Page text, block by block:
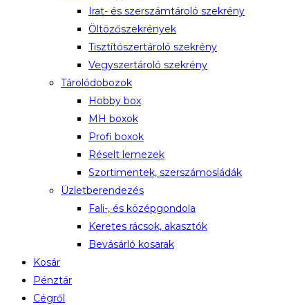
Irat- és szerszámtároló szekrény
Öltözőszekrények
Tisztítószertároló szekrény
Vegyszertároló szekrény
Tárolódobozok
Hobby box
MH boxok
Profi boxok
Réselt lemezek
Szortimentek, szerszámosládák
Üzletberendezés
Fali-, és középgondola
Keretes rácsok, akasztók
Bevásárló kosarak
Kosár
Pénztár
Cégről